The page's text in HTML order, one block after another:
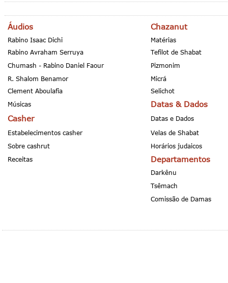
Áudios Chazanut
Rabino Isaac Dichi
Matérias
Rabino Avraham Serruya
Tefilot de Shabat
Chumash - Rabino Daniel Faour
Pizmonim
R. Shalom Benamor
Micrá
Clement Aboulafia
Selichot
Músicas
Datas & Dados
Casher
Datas e Dados
Estabelecimentos casher
Velas de Shabat
Sobre cashrut
Horários judaicos
Receitas
Departamentos
Darkênu
Tsêmach
Comissão de Damas